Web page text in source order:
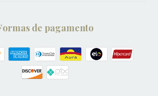
de pagamento